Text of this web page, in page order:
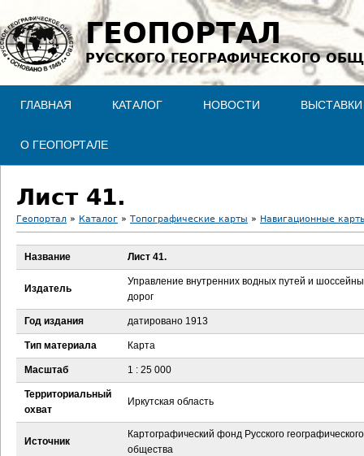
Jump to navigation
ГЕОПОРТАЛ
РУССКОГО ГЕОГРАФИЧЕСКОГО
ГЛАВНАЯ КАТАЛОГ НОВОСТИ ВЫСТАВКИ
О ГЕОПОРТАЛЕ
Лист 41.
В
з
д
е
ь
Геопортал » Каталог » Топографические карты » Навигационные
Название Лист 41.
Издатель
Управление внутренних водных путей и
дорог
Год издания датировано 1913
Тип материала Карта
Масштаб 1 : 25 000
Территориальный
охват
Иркутская область
Источник
Картографический фонд Русского географического
общества